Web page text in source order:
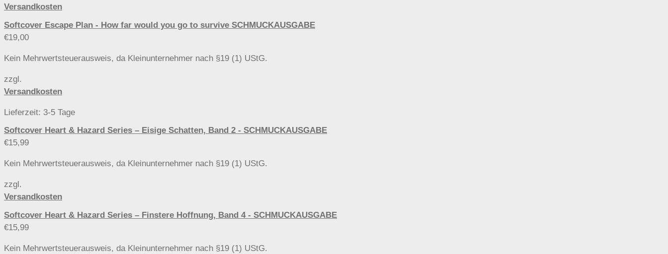
Versandkosten
Softcover Escape Plan - How far would you go to survive SCHMUCKAUSGABE
€19,00
Kein Mehrwertsteuerausweis, da Kleinunternehmer nach §19 (1) UStG.
zzgl.
Versandkosten
Lieferzeit: 3-5 Tage
Softcover Heart & Hazard Series – Eisige Schatten, Band 2 - SCHMUCKAUSGABE
€15,99
Kein Mehrwertsteuerausweis, da Kleinunternehmer nach §19 (1) UStG.
zzgl.
Versandkosten
Softcover Heart & Hazard Series – Finstere Hoffnung, Band 4 - SCHMUCKAUSGABE
€15,99
Kein Mehrwertsteuerausweis, da Kleinunternehmer nach §19 (1) UStG.